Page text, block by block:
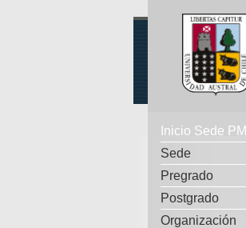
Inicio Sede PM
Sede
Pregrado
Postgrado
Organización